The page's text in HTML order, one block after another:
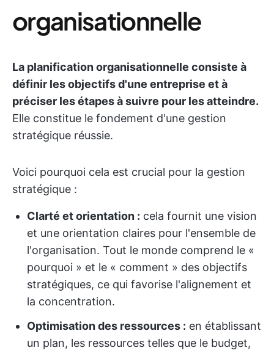
organisationnelle
La planification organisationnelle consiste à
définir les objectifs d'une entreprise et à
préciser les étapes à suivre pour les atteindre.
Elle constitue le fondement d'une gestion
stratégique réussie.
Voici pourquoi cela est crucial pour la gestion
stratégique :
Clarté et orientation : cela fournit une vision
et une orientation claires pour l'ensemble de
l'organisation. Tout le monde comprend le «
pourquoi » et le « comment » des objectifs
stratégiques, ce qui favorise l'alignement et
la concentration.
Optimisation des ressources : en établissant
un plan, les ressources telles que le budget,